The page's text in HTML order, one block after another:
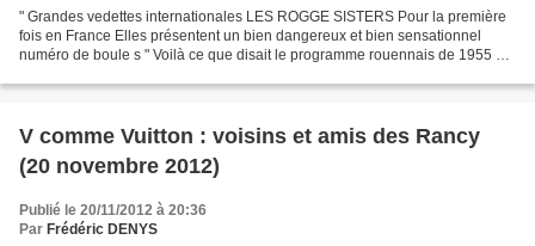
" Grandes vedettes internationales LES ROGGE SISTERS Pour la première
fois en France Elles présentent un bien dangereux et bien sensationnel
numéro de boule s " Voilà ce que disait le programme rouennais de 1955 du
V comme Vuitton : voisins et amis des Rancy
(20 novembre 2012)
Publié le 20/11/2012 à 20:36
Par Frédéric DENYS